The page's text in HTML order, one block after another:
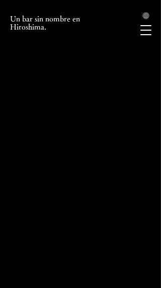
Un bar sin nombre en
Hiroshima.